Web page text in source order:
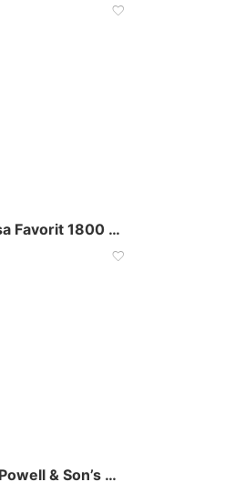
Fias Cesa Favorit 1800 Süper Poze
William Powell & Son’s Antika 12 Kalibre Çifte Tüfek